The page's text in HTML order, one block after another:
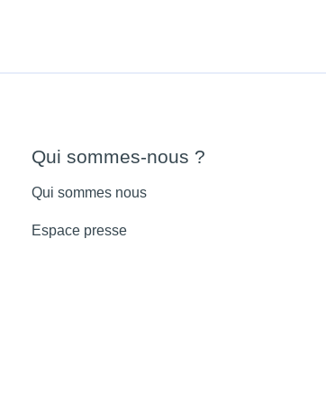
Qui sommes-nous ?
Qui sommes nous
Espace presse